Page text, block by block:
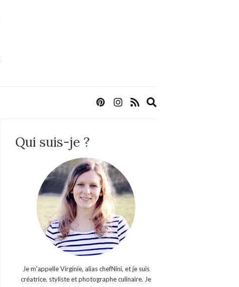
Qui suis-je ?
Je m’appelle Virginie, alias chefNini, et je suis
créatrice, styliste et photographe culinaire. Je